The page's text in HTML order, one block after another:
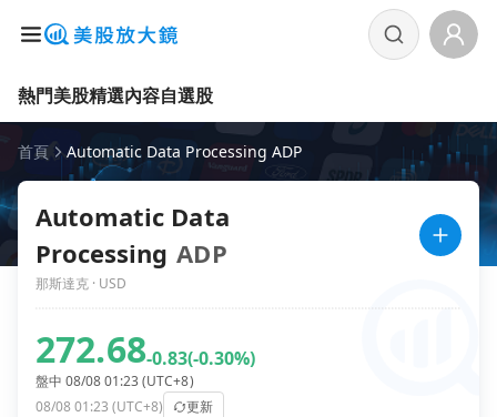
熱門美股精選內容自選股
首頁 Automatic Data Processing ADP
Automatic Data
Processing ADP
那斯達克 · USD
272.68-0.83(-0.30%)
盤中 08/08 01:23 (UTC+8)
08/08 01:23 (UTC+8)
更新